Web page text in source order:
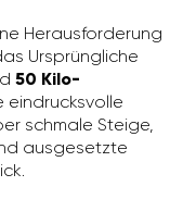
Heraus­for­de­rung
Ursprüng­liche
50 Kilo­
eindrucks­volle
schmale Steige,
ausge­setzte